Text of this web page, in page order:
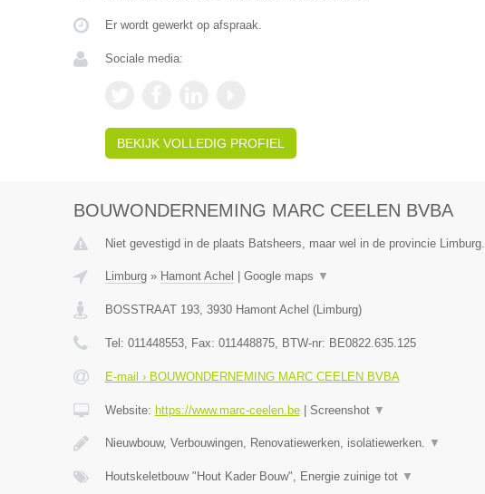
Er wordt gewerkt op afspraak.
Sociale media:
BEKIJK VOLLEDIG PROFIEL
BOUWONDERNEMING MARC CEELEN BVBA
Niet gevestigd in de plaats Batsheers, maar wel in de provincie Limburg.
Limburg» Hamont Achel Google maps ▼
BOSSTRAAT 193, 3930 Hamont Achel (Limburg)
Tel: 011448553, Fax: 011448875, BTW-nr: BE0822.635.125
E-mail › BOUWONDERNEMING MARC CEELEN BVBA
Website: https://www.marc-ceelen.be| Screenshot ▼
Nieuwbouw, Verbouwingen, Renovatiewerken, isolatiewerken. ▼
Houtskeletbouw "Hout Kader Bouw", Energie zuinige tot ▼